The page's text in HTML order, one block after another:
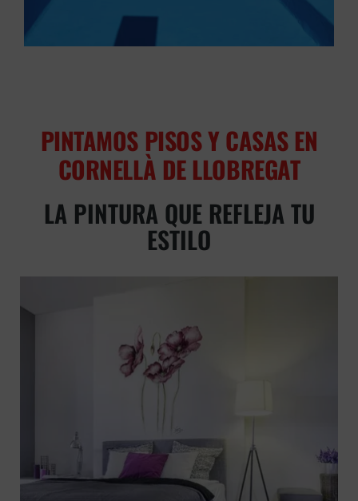
PINTAMOS PISOS Y CASAS EN
CORNELLÀ DE LLOBREGAT
LA PINTURA QUE REFLEJA TU
ESTILO